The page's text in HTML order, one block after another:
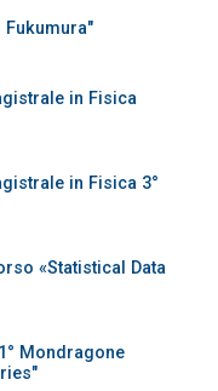
Fukumura"
in Fisica
in Fisica 3°
«Statistical Data
Mondragone